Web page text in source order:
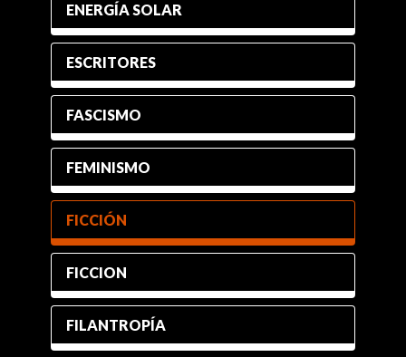
ENERGÍA SOLAR
ESCRITORES
FASCISMO
FEMINISMO
FICCIÓN
FICCION
FILANTROPÍA